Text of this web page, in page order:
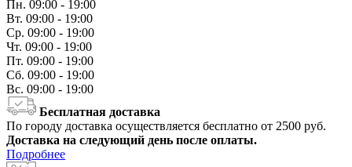
Пн. 09:00 - 19:00
Вт. 09:00 - 19:00
Ср. 09:00 - 19:00
Чт. 09:00 - 19:00
Пт. 09:00 - 19:00
Сб. 09:00 - 19:00
Вс. 09:00 - 19:00
Бесплатная доставка
По городу доставка осуществляется бесплатно от 2500 руб.
Доставка на следующий день после оплаты.
Подробнее